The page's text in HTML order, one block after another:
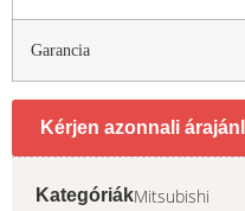
Garancia
Kérjen azonnali
KategóriákMitsubishi